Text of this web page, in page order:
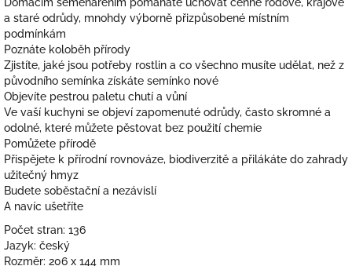
a staré odrůdy, mnohdy výborně přizpůsobené místním
podmínkám
Poznáte koloběh přírody
Zjistíte, jaké jsou potřeby rostlin a co všechno musíte udělat, než z
původního semínka získáte semínko nové
Objevíte pestrou paletu chutí a vůní
Ve vaší kuchyni se objeví zapomenuté odrůdy, často skromné a
odolné, které můžete pěstovat bez použití chemie
Pomůžete přírodě
Přispějete k přírodní rovnováze, biodiverzitě a přilákáte do zahrady
užitečný hmyz
Budete soběstační a nezávislí
A navíc ušetříte
Počet stran: 136
Jazyk: český
Rozměr: 206 x 144 mm